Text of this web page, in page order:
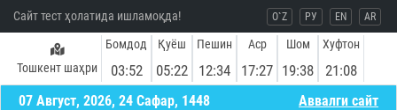
Сайт тест ҳолатида ишламоқда! O`Z РУ EN AR
Тошкент шаҳри
Бомдод
03:52
Қуёш
05:22
Пешин
12:34
Аср
17:27
Шом
19:38
Хуфтон
21:08
07 Август, 2026, 24 Сафар, 1448 Aввалги сайт